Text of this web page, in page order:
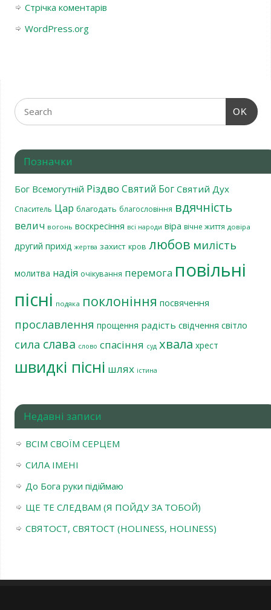
Стрічка коментарів
WordPress.org
OK
Позначки
Бог Всемогутній Різдво Святий Бог Святий Дух
Спаситель Цар благодать благословіння вдячність
велич вогонь воскресіння всі народи віра вічне життя довіра
другий прихід жертва захист кров любов милість
молитва надія очікування перемога повільні
пісні подяка поклоніння посвячення
прославлення прощення радість свідчення світло
сила слава слово спасіння суд хвала хрест
швидкі пісні шлях істина
Недавні записи
ВСІМ СВОЇМ СЕРЦЕМ
СИЛА ІМЕНІ
До Бога руки підіймаю
ЩЕ ТЕ СЛЕДВАМ (Я ПОЙДУ ЗА ТОБОЙ)
СВЯТОСТ, СВЯТОСТ (HOLINESS, HOLINESS)